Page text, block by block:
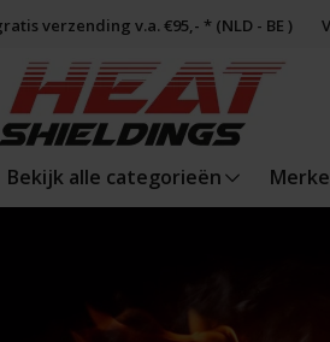
verzending v.a. €95,- * (NLD - BE )
Bekijk alle categorieën